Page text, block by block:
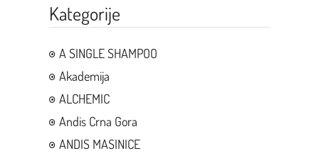
Kategorije
A SINGLE SHAMPOO
Akademija
ALCHEMIC
Andis Crna Gora
ANDIS MASINICE